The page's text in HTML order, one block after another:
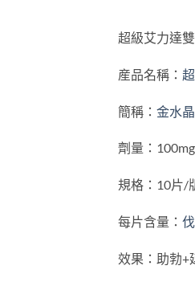
超級艾力達
産品名稱：
簡稱： 金水晶
劑量：
規格：10片/
每片含量：
效果：助勃+